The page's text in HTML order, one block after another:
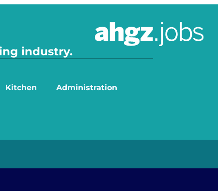
industry.
Kitchen Administration